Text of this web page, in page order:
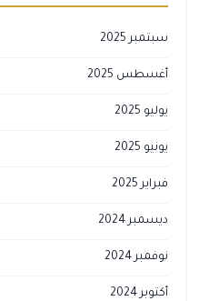
سبتمبر 2025
أغسطس 2025
يوليو 2025
يونيو 2025
فبراير 2025
ديسمبر 2024
نوفمبر 2024
أكتوبر 2024